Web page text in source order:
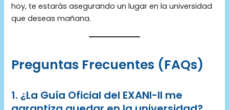
hoy, te estarás asegurando un lugar en la universidad
que deseas mañana.
Preguntas Frecuentes (FAQs)
1. ¿La Guía Oficial del EXANI-II me